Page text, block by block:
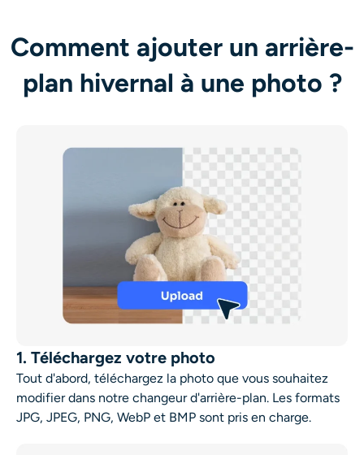
Comment ajouter un arrière-
plan hivernal à une photo ?
1. Téléchargez votre photo
Tout d'abord, téléchargez la photo que vous souhaitez
modifier dans notre changeur d'arrière-plan. Les formats
JPG, JPEG, PNG, WebP et BMP sont pris en charge.